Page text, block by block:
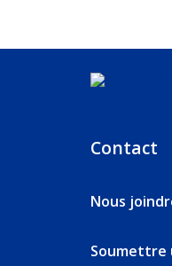
Contact
Nous
Soumettre